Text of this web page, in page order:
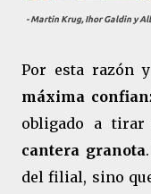
- Martin Krug, Ihor Galdin y
Por esta razón
máxima
obligado a tirar
cantera granota
del filial, sino